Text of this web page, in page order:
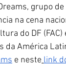
grupo
na cena
do DF
da América
e neste link